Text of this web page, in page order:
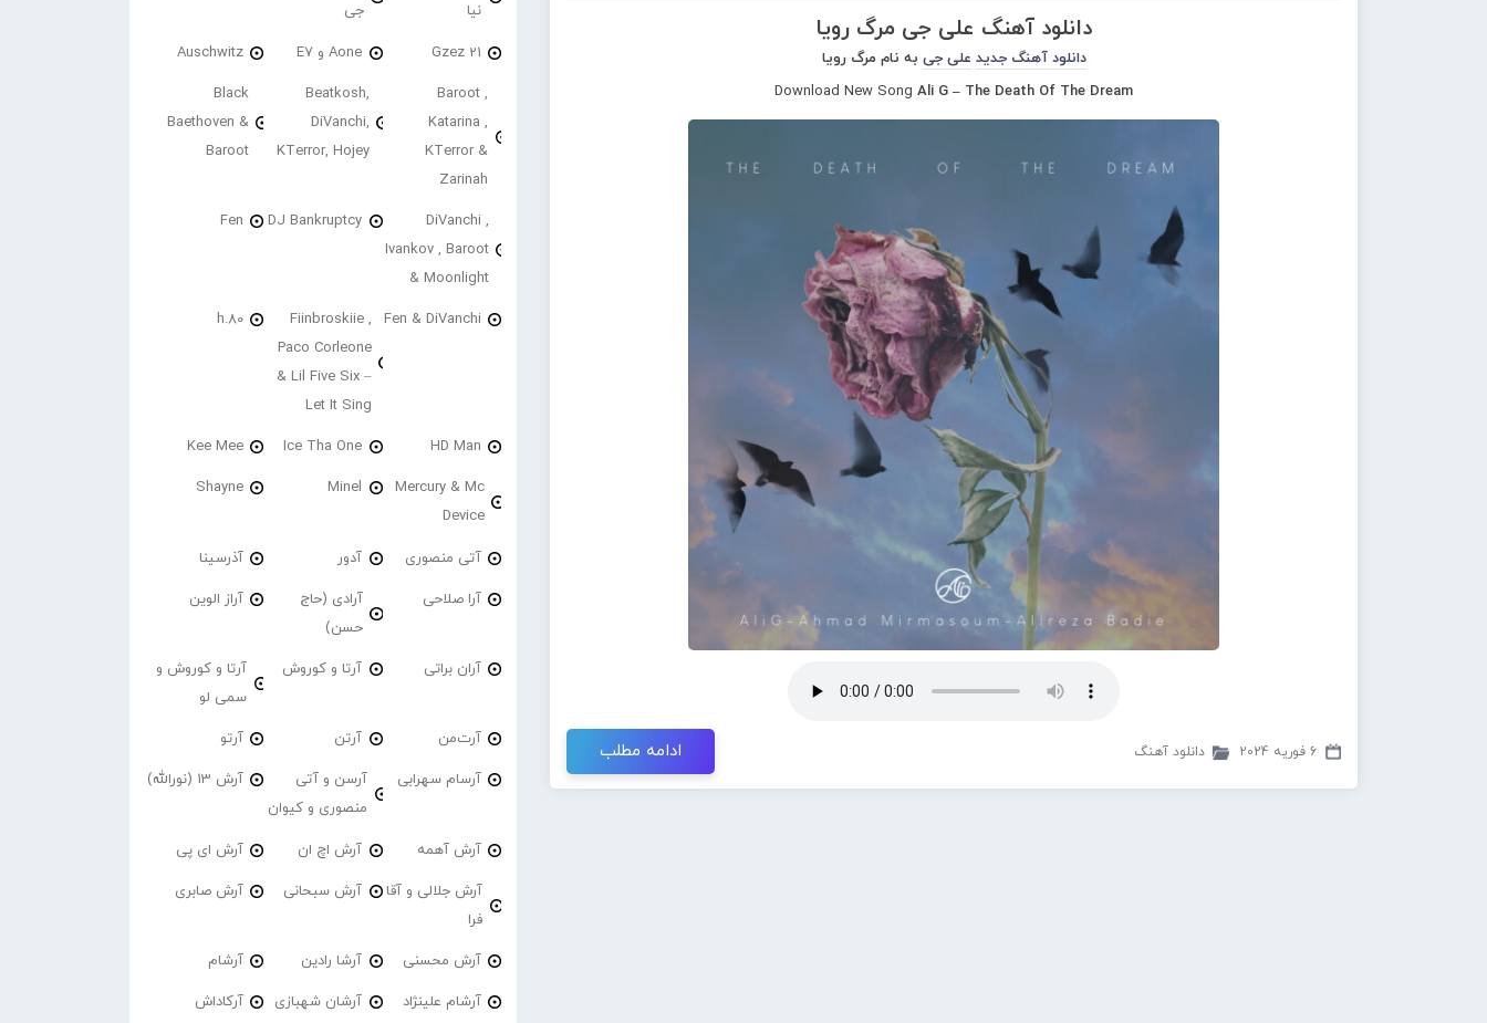
دانلود آهنگ علی جی مرگ رویا
دانلود آهنگ جدید علی جی به نام مرگ رویا
Download New Song Ali G – The Death Of The Dream
6 فوریه 2024 دانلود آهنگ ادامه مطلب
نیا
جی
21 Gzez Aone و E7 Auschwitz
Baroot ,
Katarina ,
KTerror &
Zarinah
Beatkosh,
DiVanchi,
KTerror, Hojey
Black
Baethoven &
Baroot
DiVanchi ,
Ivankov , Baroot
& Moonlight
DJ Bankruptcy
Fen
Fen & DiVanchi
Fiinbroskiie ,
Paco Corleone
& Lil Five Six –
Let It Sing
h.80
HD Man
Ice Tha One
Kee Mee
Mercury & Mc
Device
Minel
Shayne
آتی منصوری آدور آذرسینا
آرا صلاحی
آرادی (حاج
حسن)
آراز الوین
آران براتی آرتا و کوروش
آرتا و کوروش و
سمی لو
آرت‌من آرتن آرتو
آرسام سهرابی
آرسن و آتی
منصوری و کیوان
آرش 13 (نورالله)
آرش آهمه آرش اچ ان آرش ای پی
آرش جلالی و آقا
فرا
آرش سبحانی آرش صابری
آرش محسنی آرشا رادین آرشام
آرشام علینژاد آرشان شهبازی آرکاداش